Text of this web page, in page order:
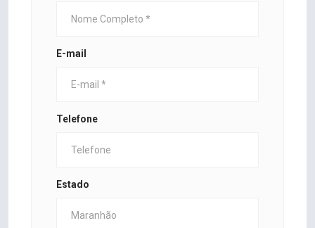
E-mail
Telefone
Estado